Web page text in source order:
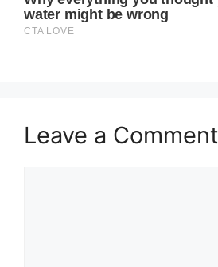
Leave a Comment